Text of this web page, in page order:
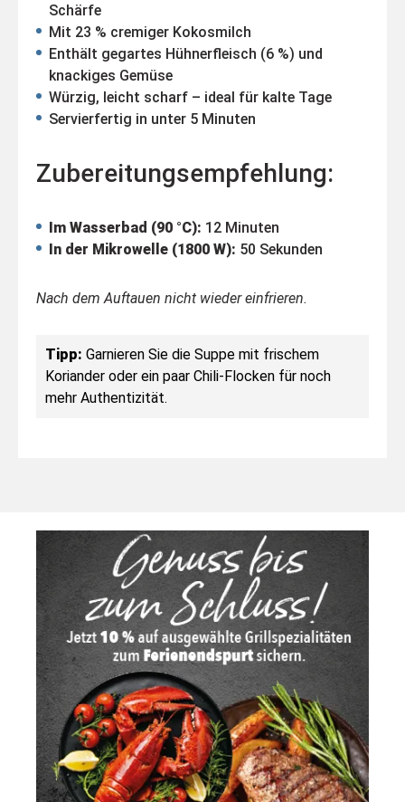
Schärfe
Mit 23 % cremiger Kokosmilch
Enthält gegartes Hühnerfleisch (6 %) und
knackiges Gemüse
Würzig, leicht scharf – ideal für kalte Tage
Servierfertig in unter 5 Minuten
Zubereitungsempfehlung:
Im Wasserbad (90 °C): 12 Minuten
In der Mikrowelle (1800 W): 50 Sekunden
Nach dem Auftauen nicht wieder einfrieren.
Tipp: Garnieren Sie die Suppe mit frischem
Koriander oder ein paar Chili-Flocken für noch
mehr Authentizität.